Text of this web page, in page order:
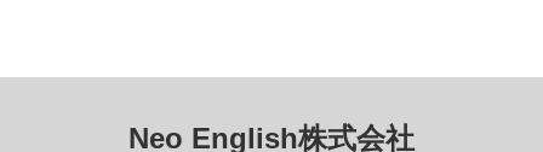
Neo English株式会社